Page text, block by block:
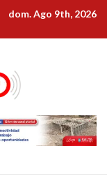
dom. Ago 9th, 2026